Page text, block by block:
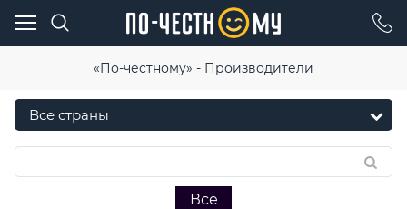
«По-честному» - Производители
Все